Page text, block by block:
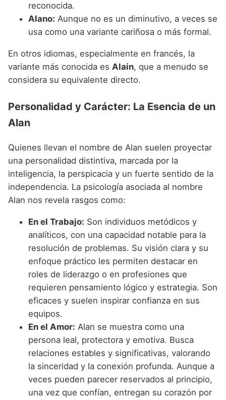
reconocida.
Alano: Aunque no es un diminutivo, a veces se
usa como una variante cariñosa o más formal.
En otros idiomas, especialmente en francés, la
variante más conocida es Alain, que a menudo se
considera su equivalente directo.
Personalidad y Carácter: La Esencia de un
Alan
Quienes llevan el nombre de Alan suelen proyectar
una personalidad distintiva, marcada por la
inteligencia, la perspicacia y un fuerte sentido de la
independencia. La psicología asociada al nombre
Alan nos revela rasgos como:
En el Trabajo: Son individuos metódicos y
analíticos, con una capacidad notable para la
resolución de problemas. Su visión clara y su
enfoque práctico les permiten destacar en
roles de liderazgo o en profesiones que
requieren pensamiento lógico y estrategia. Son
eficaces y suelen inspirar confianza en sus
equipos.
En el Amor: Alan se muestra como una
persona leal, protectora y emotiva. Busca
relaciones estables y significativas, valorando
la sinceridad y la conexión profunda. Aunque a
veces pueden parecer reservados al principio,
una vez que confían, entregan su corazón por